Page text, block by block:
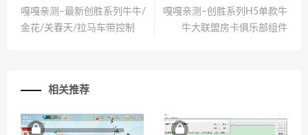
嘎嘎亲测–最新创胜系列牛牛/
金花/关春天/拉马车带控制
嘎嘎亲测–创胜系列H5单款牛
牛大联盟房卡俱乐部组件
相关推荐